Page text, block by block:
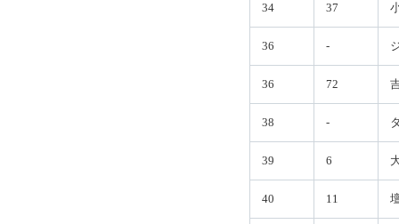
34 37
36 -
36 72
38 -
39 6
40 11